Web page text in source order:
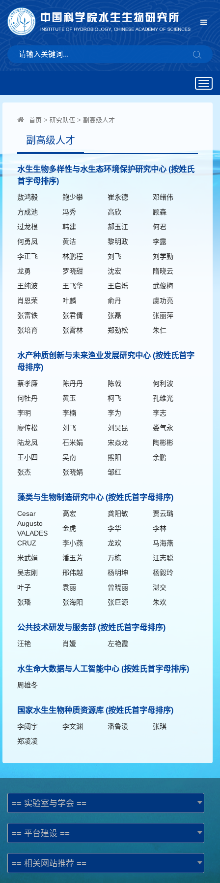
首页 > 研究队伍 > 副高级人才
副高级人才
水生生物多样性与水生态环境保护研究中心 (按姓氏
首字母排序)
敖鸿毅 鲍少攀 崔永德
邓绪伟
方成池
冯秀 高欣
顾森
过龙根
韩建 郝玉江
何君
何勇凤
黄洁 黎明政
李露
李正飞
林鹏程 刘飞
刘学勤
龙勇
罗晓甜 沈宏
隋晓云
王纯波
王飞华 王启烁
武俊梅
肖恩荣
叶麟 俞丹
虞功亮
张富铁
张君倩 张磊
张丽萍
张培育
张霄林 郑劲松 朱仁
水产种质创新与未来渔业发展研究中心 (按姓氏首字
母排序)
蔡孝廉 陈丹丹 陈戟
何利波
何牡丹
黄玉 柯飞
孔维光
李明
李楠 李为
李志
廖传松
刘飞 刘昊昆
娄气永
陆龙凤
石米娟 宋焱龙
陶彬彬
王小四
吴南 熊阳
余鹏
张杰
张晓娟 邹红
藻类与生物制造研究中心 (按姓氏首字母排序)
Cesar
Augusto
VALADES
CRUZ
高宏 龚阳敏
贾云璐
金虎
李华
李林
李小燕
龙欢
马海燕
米武娟
潘玉芳 万栋
汪志聪
吴志刚
邢伟越 杨明坤
杨毅玲
叶子
袁丽 曾晓丽
湛交
张璠
张海阳 张巨源 朱欢
公共技术研发与服务部 (按姓氏首字母排序)
汪艳 肖媛 左艳霞
水生命大数据与人工智能中心 (按姓氏首字母排序)
周雄冬
国家水生生物种质资源库 (按姓氏首字母排序)
李阔宇 李文渊 潘鲁湲
张琪
郑凌凌
== 实验室与学会 ==
== 平台建设 ==
== 相关网站推荐 ==